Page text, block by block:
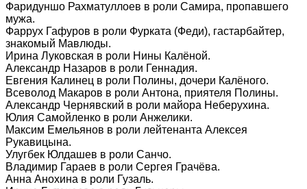
Фаридуншо Рахматуллоев в роли Самира, пропавшего
мужа.
Фаррух Гафуров в роли Фурката (Феди), гастарбайтер,
знакомый Мавлюды.
Ирина Луковская в роли Нины Калёной.
Александр Назаров в роли Геннадия.
Евгения Калинец в роли Полины, дочери Калёного.
Всеволод Макаров в роли Антона, приятеля Полины.
Александр Чернявский в роли майора Неберухина.
Юлия Самойленко в роли Анжелики.
Максим Емельянов в роли лейтенанта Алексея
Рукавицына.
Улугбек Юлдашев в роли Санчо.
Владимир Гараев в роли Сергея Грачёва.
Анна Анохина в роли Гузаль.